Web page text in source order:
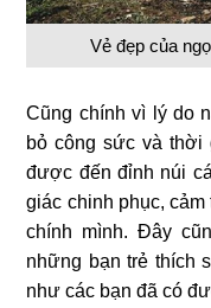
Vẻ đẹp của
Cũng chính vì lý do
bỏ công sức và thời
được đến đỉnh núi
giác chinh phục,
chính mình. Đây
những bạn trẻ thích
như các bạn đã có